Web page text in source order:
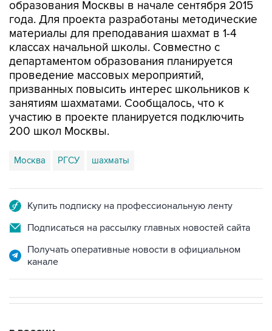
материалы для преподавания шахмат в 1-4
классах начальной школы. Совместно с
департаментом образования планируется
проведение массовых мероприятий,
призванных повысить интерес школьников к
занятиям шахматами. Сообщалось, что к
участию в проекте планируется подключить
200 школ Москвы.
Москва РГСУ шахматы
Подписаться на рассылку главных новостей сайта
Получать оперативные новости в официальном